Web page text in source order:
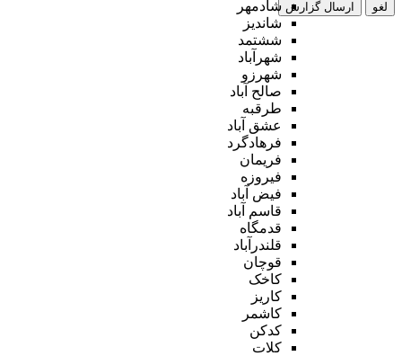
شادمهر
شاندیز
ششتمد
شهرآباد
شهرزو
صالح آباد
طرقبه
عشق آباد
فرهادگرد
فریمان
فیروزه
فیض آباد
قاسم آباد
قدمگاه
قلندرآباد
قوچان
کاخک
کاریز
کاشمر
کدکن
کلات
لغو ارسال گزارش